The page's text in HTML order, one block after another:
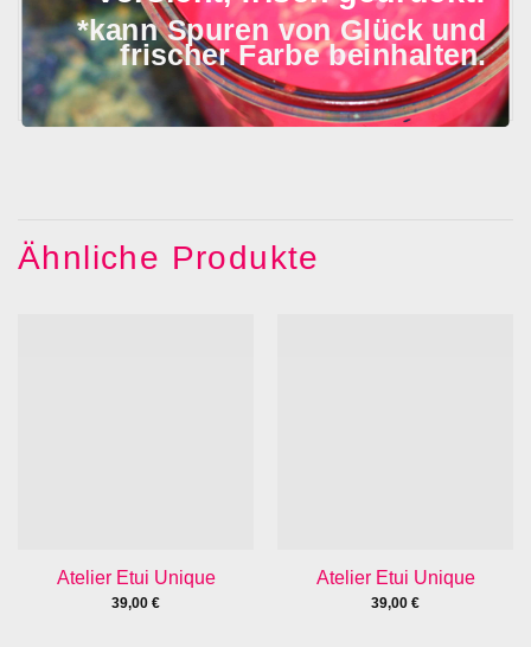
In 1 - 4 Werktagen bei Ihnen
Ähnliche Produkte
Atelier Etui Unique
39,00 €
Atelier Etui Unique
39,00 €
*kann Spuren von Glück und
frischer Farbe beinhalten.